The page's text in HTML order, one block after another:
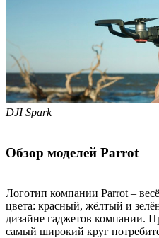
DJI Spark
Обзор моделей Parrot
Логотип компании Parrot –
цвета: красный, жёлтый и
дизайне гаджетов компании.
самый широкий круг